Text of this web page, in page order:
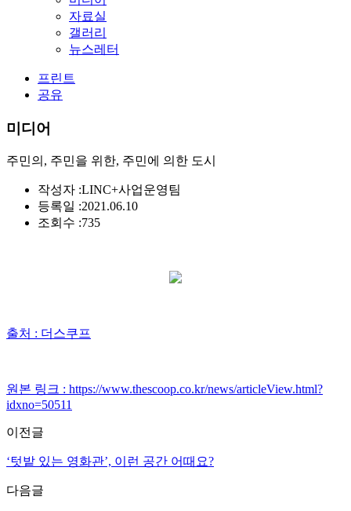
자료실
갤러리
뉴스레터
프린트
공유
미디어
주민의, 주민을 위한, 주민에 의한 도시
작성자 :LINC+사업운영팀
등록일 :2021.06.10
조회수 :735
출처 : 더스쿠프
원본 링크 : https://www.thescoop.co.kr/news/articleView.html?
idxno=50511
이전글
‘텃밭 있는 영화관’, 이런 공간 어때요?
다음글